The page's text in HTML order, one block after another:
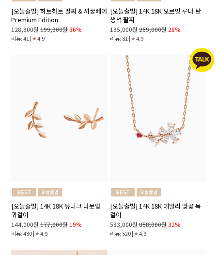
[오늘출발] 하트하트 팔찌 & 까꿍베어
Premium Edition
128,900원 199,900원 36%
리뷰: 41 | 4.9
[오늘출발] 14K 18K 오르빗 루나 탄
생석 팔찌
195,000원 269,000원 28%
리뷰: 81 | 4.9
[오늘출발] 14K 18K 유니크 나뭇잎
귀걸이
144,000원 177,000원 19%
리뷰: 480 | 4.9
[오늘출발] 14K 18K 데일리 벚꽃 목
걸이
583,000원 858,000원 32%
리뷰: 520 | 4.9